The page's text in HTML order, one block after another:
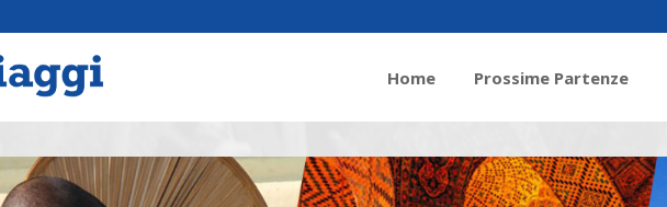
Home Prossime Partenze